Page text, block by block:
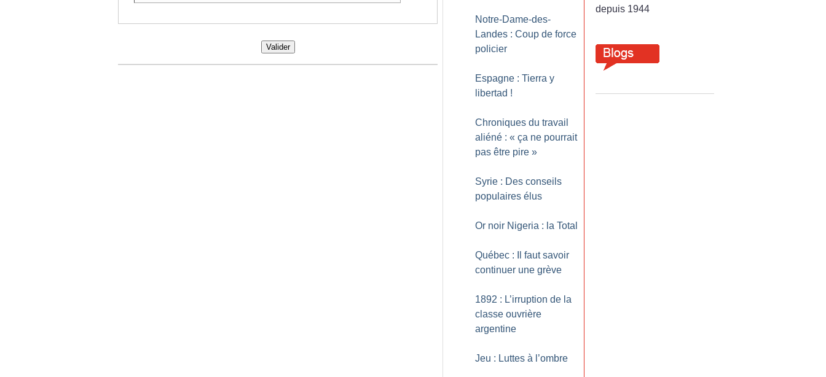
Valider
Notre-Dame-des-
Landes : Coup de force
policier
Espagne : Tierra y
libertad !
Chroniques du travail
aliéné : « ça ne pourrait
pas être pire »
Syrie : Des conseils
populaires élus
Or noir Nigeria : la Total
Québec : Il faut savoir
continuer une grève
1892 : L’irruption de la
classe ouvrière
argentine
Jeu : Luttes à l’ombre
depuis 1944